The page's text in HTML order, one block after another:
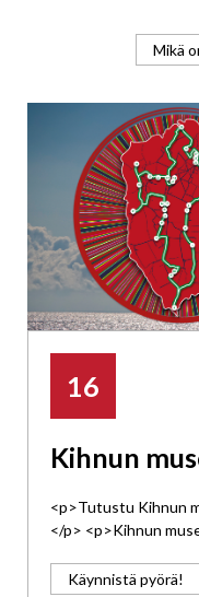
Mikä
16
Kihnun
<p>Tutustu Kihnun
</p> <p>Kihnun
Käynnistä pyörä!